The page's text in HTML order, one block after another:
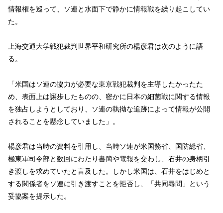
情報権を巡って、ソ連と水面下で静かに情報戦を繰り起こしてい
た。
上海交通大学戦犯裁判世界平和研究所の楊彦君は次のように語
る。
「米国はソ連の協力が必要な東京戦犯裁判を主導したかったた
め、表面上は譲歩したものの、密かに日本の細菌戦に関する情報
を独占しようとしており、ソ連の執拗な追跡によって情報が公開
されることを懸念していました」。
楊彦君は当時の資料を引用し、当時ソ連が米国務省、国防総省、
極東軍司令部と数回にわたり書簡や電報を交わし、石井の身柄引
き渡しを求めていたと言及した。しかし米国は、石井をはじめと
する関係者をソ連に引き渡すことを拒否し、「共同尋問」という
妥協案を提示した。